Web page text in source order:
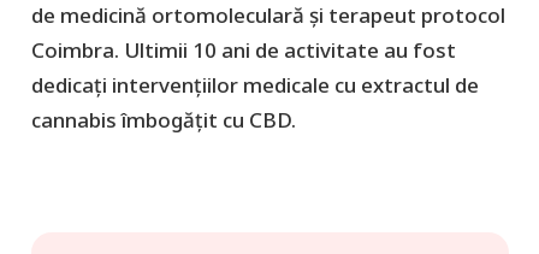
de medicină ortomoleculară și terapeut protocol
Coimbra. Ultimii 10 ani de activitate au fost
dedicați intervențiilor medicale cu extractul de
cannabis îmbogățit cu CBD.